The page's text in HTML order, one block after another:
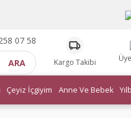
07 58
ARA Kargo Takibi
Çeyiz İçgiyim Anne Ve Bebek